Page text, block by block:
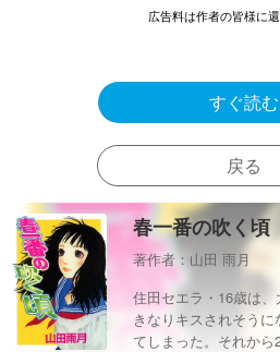
広告料は作者の皆様に
すぐ読む
戻る
春一番の吹く頃
著作者：山田 雨月
住田セエラ・16歳は
きなりキスされそう
てしまった。それから